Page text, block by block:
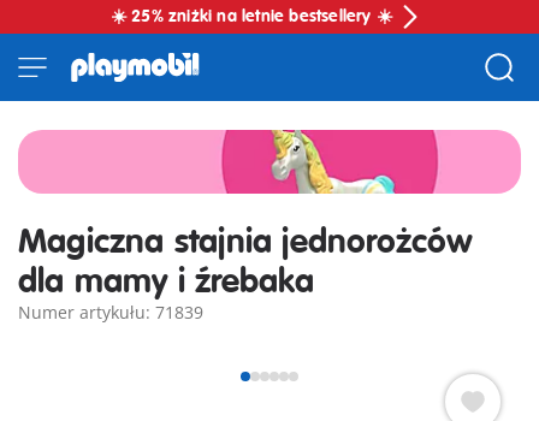
☀️ 25% zniżki na letnie bestsellery ☀️
Magiczna stajnia jednorożców
dla mamy i źrebaka
Numer artykułu: 71839